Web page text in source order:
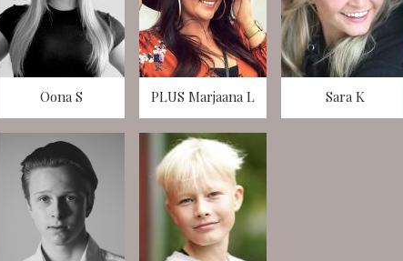
Oona S PLUS Marjaana L Sara K